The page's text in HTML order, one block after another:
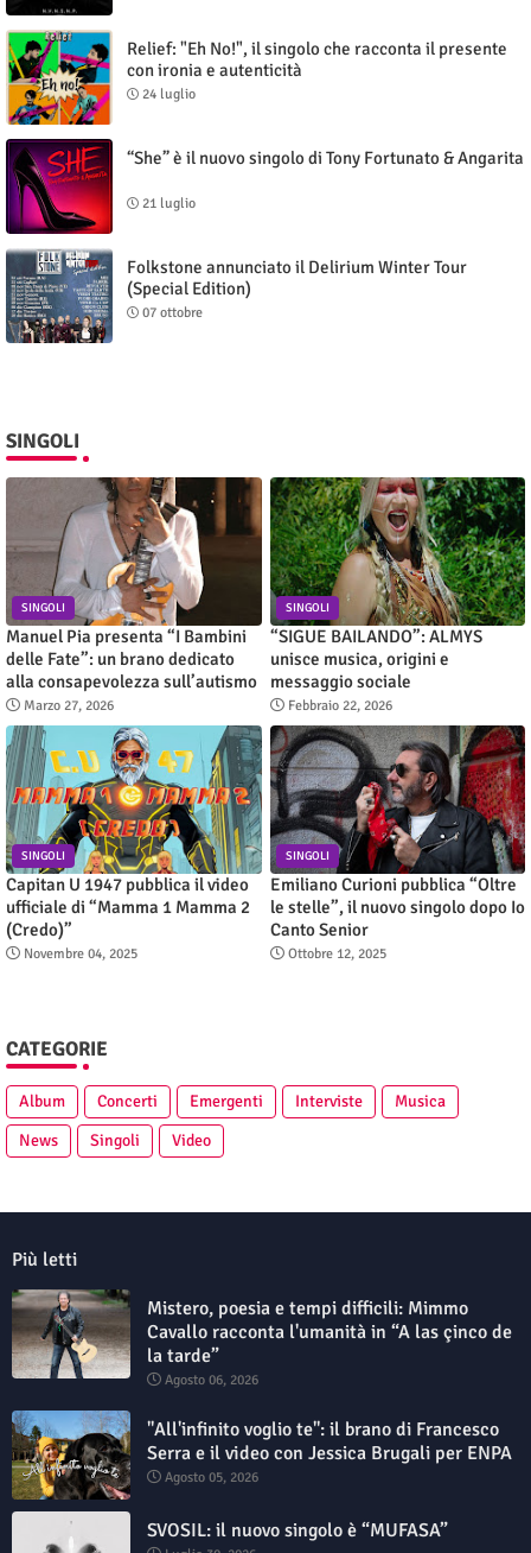
Relief: "Eh No!", il singolo che racconta il presente
con ironia e autenticità
24 luglio
“She” è il nuovo singolo di Tony Fortunato & Angarita
21 luglio
Folkstone annunciato il Delirium Winter Tour
(Special Edition)
07 ottobre
SINGOLI
SINGOLI
Manuel Pia presenta “I Bambini
delle Fate”: un brano dedicato
alla consapevolezza sull’autismo
Marzo 27, 2026
SINGOLI
“SIGUE BAILANDO”: ALMYS
unisce musica, origini e
messaggio sociale
Febbraio 22, 2026
SINGOLI
Capitan U 1947 pubblica il video
ufficiale di “Mamma 1 Mamma 2
(Credo)”
Novembre 04, 2025
SINGOLI
Emiliano Curioni pubblica “Oltre
le stelle”, il nuovo singolo dopo Io
Canto Senior
Ottobre 12, 2025
CATEGORIE
Album Concerti Emergenti Interviste
Musica
News
Singoli Video
Più letti
Mistero, poesia e tempi difficili: Mimmo
Cavallo racconta l'umanità in “A las çinco de
la tarde”
Agosto 06, 2026
"All'infinito voglio te": il brano di Francesco
Serra e il video con Jessica Brugali per ENPA
Agosto 05, 2026
SVOSIL: il nuovo singolo è “MUFASA”